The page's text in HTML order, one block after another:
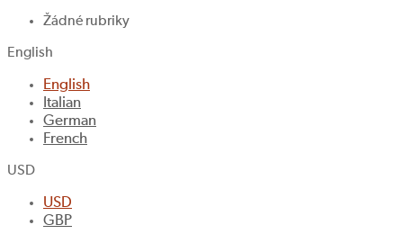
Žádné rubriky
English
English
Italian
German
French
USD
USD
GBP